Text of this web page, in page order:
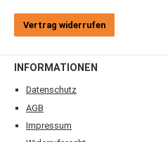
Vertrag widerrufen
INFORMATIONEN
Datenschutz
AGB
Impressum